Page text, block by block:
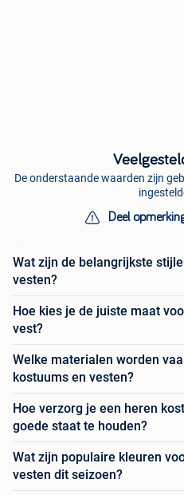
De onderstaande waarden zijn
Deel
Wat zijn de belangrijkste
vesten?
Hoe kies je de juiste maat
vest?
Welke materialen worden
kostuums en vesten?
Hoe verzorg je een heren
goede staat te houden?
Wat zijn populaire kleuren
vesten dit seizoen?